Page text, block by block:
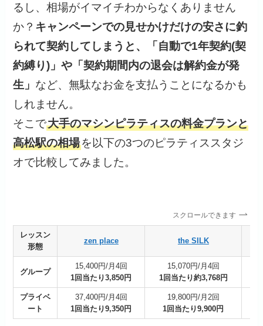
るし、相場がイマイチわからなくありません
か？ キャンペーンでの見せかけだけの安さに釣
られて契約してしまうと、「自動で1年契約(契
約縛り)」や「契約期間内の退会は解約金が発
生」 など、無駄なお金を支払うことになるかも
しれません。
そこで大手のマシンピラティスの料金プランと
高松駅の相場を以下の3つのピラティススタジ
オで比較してみました。
スクロールできます
レッスン
形態
zen place the SILK
グループ
15,400円/月4回
1回当たり3,850円
15,070円/月4回
1回当たり約3,768円
プライベ
ート
37,400円/月4回
1回当たり9,350円
19,800円/月2回
1回当たり9,900円